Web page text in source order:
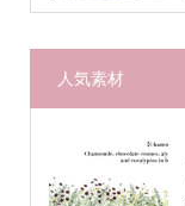
人気素材